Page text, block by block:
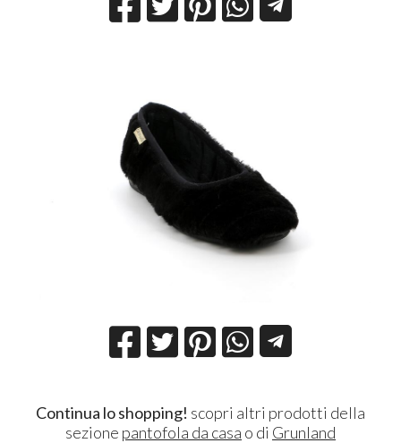
Continua lo shopping! scopri altri prodotti della
sezione pantofola da casa o di Grunland